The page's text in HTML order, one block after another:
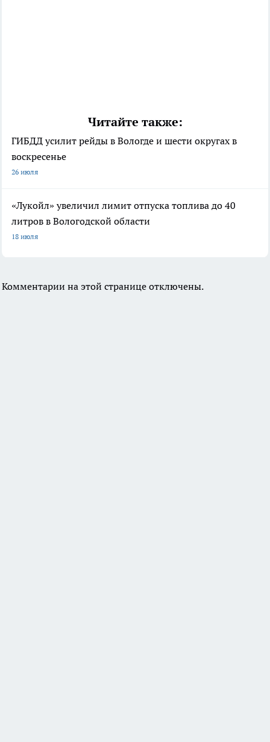
Читайте также:
ГИБДД усилит рейды в Вологде и шести округах в
воскресенье
26 июля
«Лукойл» увеличил лимит отпуска топлива до 40
литров в Вологодской области
18 июля
Комментарии на этой странице отключены.